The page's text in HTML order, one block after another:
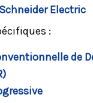
Electric
:
de